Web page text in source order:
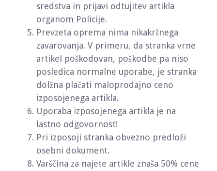
sredstva in prijavi odtujitev artikla
organom Policije.
Prevzeta oprema nima nikakršnega
zavarovanja. V primeru, da stranka vrne
artikel poškodovan, poškodbe pa niso
posledica normalne uporabe, je stranka
dolžna plačati maloprodajno ceno
izposojenega artikla.
Uporaba izposojenega artikla je na
lastno odgovornost!
Pri izposoji stranka obvezno predloži
osebni dokument.
Varščina za najete artikle znaša 50% cene